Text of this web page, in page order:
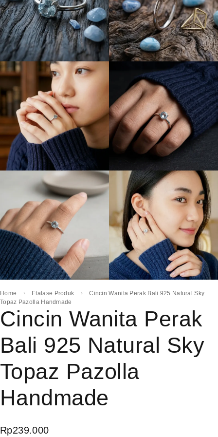
Home Etalase Produk
Cincin Wanita Perak Bali 925 Natural Sky
Topaz Pazolla Handmade
Cincin Wanita Perak
Bali 925 Natural Sky
Topaz Pazolla
Handmade
Rp239.000